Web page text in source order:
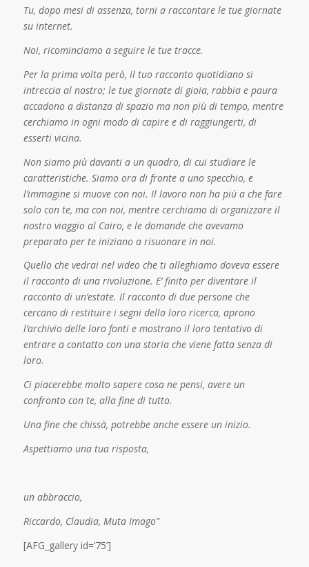
Tu, dopo mesi di assenza, torni a raccontare le tue giornate
su internet.
Noi, ricominciamo a seguire le tue tracce.
Per la prima volta però, il tuo racconto quotidiano si
intreccia al nostro; le tue giornate di gioia, rabbia e paura
accadono a distanza di spazio ma non più di tempo, mentre
cerchiamo in ogni modo di capire e di raggiungerti, di
esserti vicina.
Non siamo più davanti a un quadro, di cui studiare le
caratteristiche. Siamo ora di fronte a uno specchio, e
l’immagine si muove con noi. Il lavoro non ha più a che fare
solo con te, ma con noi, mentre cerchiamo di organizzare il
nostro viaggio al Cairo, e le domande che avevamo
preparato per te iniziano a risuonare in noi.
Quello che vedrai nel video che ti alleghiamo doveva essere
il racconto di una rivoluzione. E’ finito per diventare il
racconto di un’estate. Il racconto di due persone che
cercano di restituire i segni della loro ricerca, aprono
l’archivio delle loro fonti e mostrano il loro tentativo di
entrare a contatto con una storia che viene fatta senza di
loro.
Ci piacerebbe molto sapere cosa ne pensi, avere un
confronto con te, alla fine di tutto.
Una fine che chissà, potrebbe anche essere un inizio.
Aspettiamo una tua risposta,
un abbraccio,
Riccardo, Claudia, Muta Imago”
[AFG_gallery id=’75’]